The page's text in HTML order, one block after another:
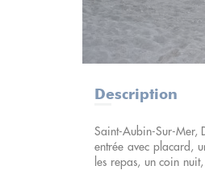
Description
Saint-Aubin-Sur-Mer,
entrée avec placard,
les repas, un coin